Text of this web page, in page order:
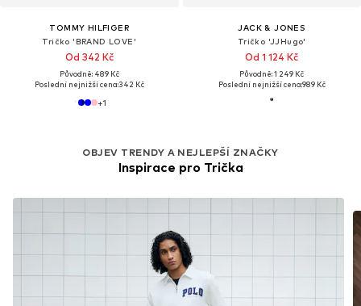
TOMMY HILFIGER
Tričko 'BRAND LOVE'
Od 342 Kč
Původně: 489 Kč
Poslední nejnižší cena:342 Kč
+1
JACK & JONES
Tričko 'JJHugo'
Od 1 124 Kč
Původně: 1 249 Kč
Poslední nejnižší cena:989 Kč
OBJEV TRENDY A NEJLEPŠÍ ZNAČKY
Inspirace pro Trička